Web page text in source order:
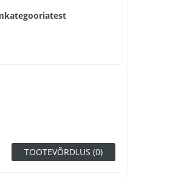
TOOTEVÕRDLUS (0)